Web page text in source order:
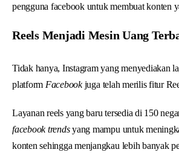
pengguna facebook untuk membuat konten
Reels Menjadi Mesin Uang
Tidak hanya, Instagram yang menyediakan
platform Facebookjuga telah merilis fitur
Layanan reels yang baru tersedia di 150
facebook trendsyang mampu untuk
konten sehingga menjangkau lebih banyak